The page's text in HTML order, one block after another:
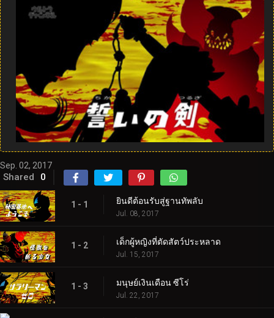
Sep. 02, 2017
Shared 0
1 - 1 ยินดีต้อนรับสู่ฐานทัพลับ
Jul. 08, 2017
1 - 2 เด็กผู้หญิงที่ตัดสัตว์ประหลาด
Jul. 15, 2017
1 - 3 มนุษย์เงินเดือน ซีโร่
Jul. 22, 2017